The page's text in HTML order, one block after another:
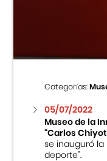
Cursos
Museo de la
Fondo Editorial
Teatro
Categorías:
05/07/2022
Museo de la
“Carlos
se inauguró la
deporte”.